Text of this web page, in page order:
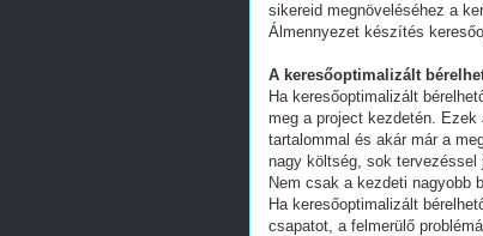
sikereid megnöveléséhez a
Álmennyezet készítés
A keresőoptimalizált
Ha keresőoptimalizált
meg a project kezdetén.
tartalommal és akár már a
nagy költség, sok
Nem csak a kezdeti nagyobb
Ha keresőoptimalizált
csapatot, a felmerülő